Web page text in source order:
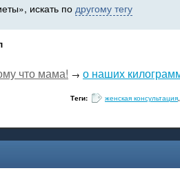
искать по другому тегу
что мама! → о наших
Теги: женская консультация